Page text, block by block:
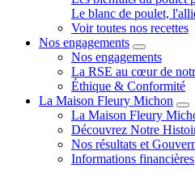
Le blanc de poulet,
Voir toutes nos recettes
Nos engagements
Nos engagements
La RSE au cœur de
Éthique & Conformité
La Maison Fleury Michon
La Maison Fleury
Découvrez Notre
Nos résultats et
Informations financières